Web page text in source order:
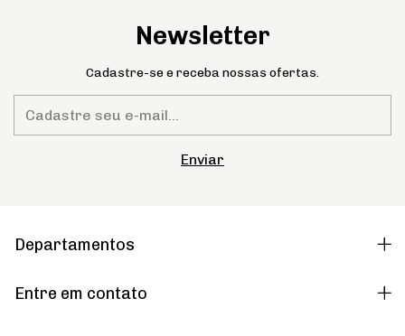
Newsletter
Cadastre-se e receba nossas ofertas.
Departamentos
Entre em contato